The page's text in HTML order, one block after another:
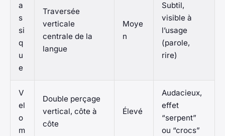
a
s
si
q
u
e
Traversée
verticale
centrale de la
langue
Moye
n
Subtil,
visible à
l’usage
(parole,
rire)
V
el
o
m
Double perçage
vertical, côte à
côte
Élevé
Audacieux,
effet
“serpent”
ou “crocs”